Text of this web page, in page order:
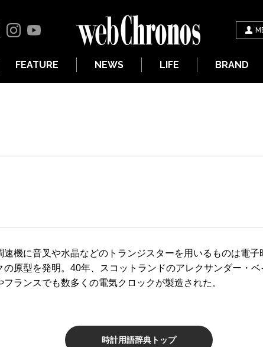
FEATURE NEWS LIFE BRAND
機に音叉や水晶などのトランジスターを用いるものは電子
原型を発明。40年、スコットランドのアレクサンダー・
ランスでも数多くの電気クロックが製造された。
時計用語辞典トップ